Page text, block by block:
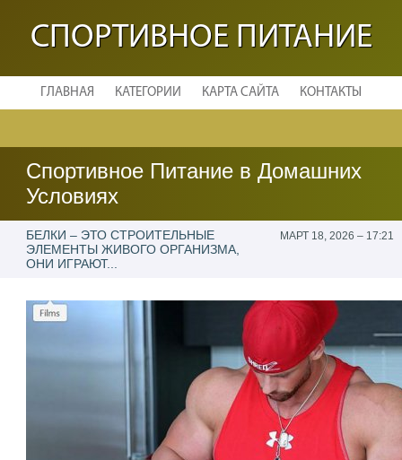
СПОРТИВНОЕ ПИТАНИЕ
ГЛАВНАЯ КАТЕГОРИИ КАРТА САЙТА КОНТАКТЫ
Спортивное Питание в Домашних
Условиях
БЕЛКИ – ЭТО СТРОИТЕЛЬНЫЕ
ЭЛЕМЕНТЫ ЖИВОГО ОРГАНИЗМА,
ОНИ ИГРАЮТ...
МАРТ 18, 2026 – 17:21